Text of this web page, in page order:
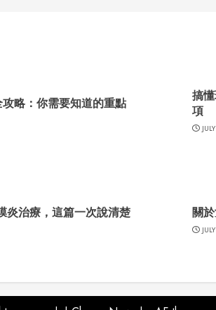
略：你需要知道的重點
搞
項
炎治療，這篇一次說清楚 關